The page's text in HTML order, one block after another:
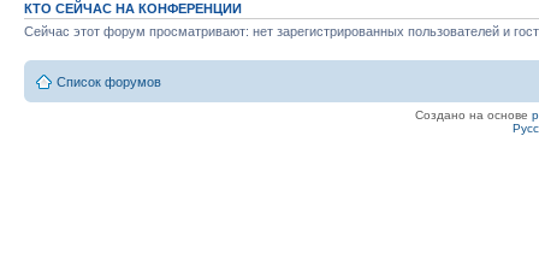
КТО СЕЙЧАС НА КОНФЕРЕНЦИИ
Сейчас этот форум просматривают: нет зарегистрированных пользователей и
Список форумов
Создано на основе